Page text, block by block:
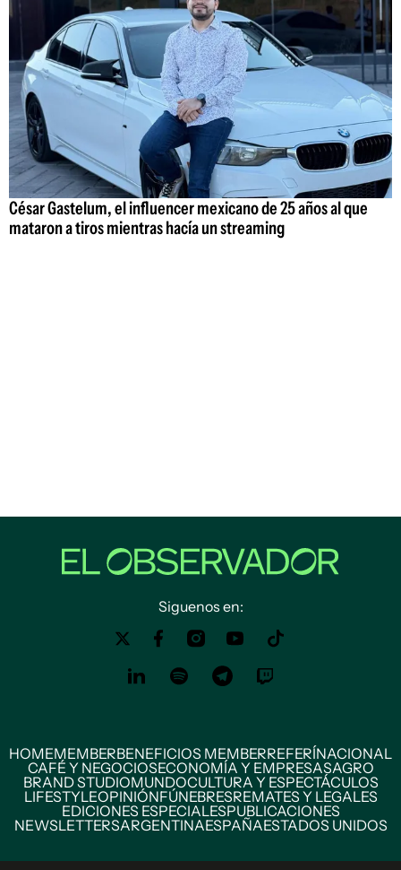
César Gastelum, el influencer mexicano de 25 años al que
mataron a tiros mientras hacía un streaming
Siguenos en:
HOMEMEMBERBENEFICIOS MEMBERREFERÍNACIONAL
CAFÉ Y NEGOCIOSECONOMÍA Y EMPRESASAGRO
BRAND STUDIOMUNDOCULTURA Y ESPECTÁCULOS
LIFESTYLEOPINIÓNFÚNEBRESREMATES Y LEGALES
EDICIONES ESPECIALESPUBLICACIONES
NEWSLETTERSARGENTINAESPAÑAESTADOS UNIDOS